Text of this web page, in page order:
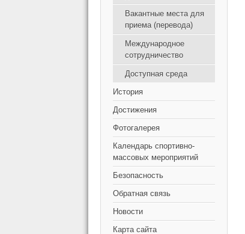
Вакантные места для
приема (перевода)
Международное
сотрудничество
Доступная среда
История
Достижения
Фотогалерея
Календарь спортивно-
массовых мероприятий
Безопасность
Обратная связь
Новости
Карта сайта